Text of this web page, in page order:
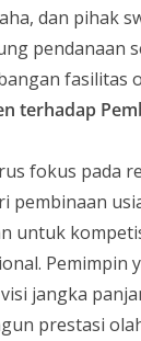
dan pihak
pendanaan
fasilitas
terhadap
fokus pada
pembinaan
untuk
Pemimpin
jangka
prestasi